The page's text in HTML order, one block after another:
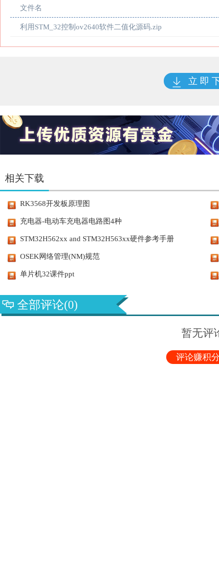
文件名
利用STM_32控制ov2640软件二值化源码.zip
立 即
相关下载
RK3568开发板原理图
充电器-电动车充电器电路图4种
STM32H562xx and STM32H563xx硬件参考手册
OSEK网络管理(NM)规范
单片机32课件ppt
全部评论(0)
暂无评
评论赚积